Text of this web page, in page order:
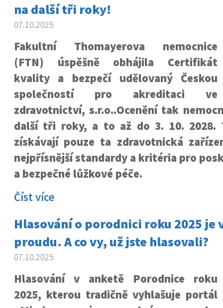
na další tři roky!
07.10.2025
Fakultní Thomayerova nemocnice
(FTN) úspěšně obhájila Certifikát
kvality a bezpečí udělovaný Českou
společností pro akreditaci ve
zdravotnictví, s.r.o..Ocenění tak
další tři roky, a to až do 3. 10. 2028.
získávají pouze ta zdravotnická
nejpřísnější standardy a kritéria pro
a bezpečné lůžkové péče.
Číst více
Hlasování o porodnici roku 2025 je
proudu. A co vy, už jste hlasovali?
07.10.2025
Hlasování v anketě Porodnice roku
2025, kterou tradičně vyhlašuje portál